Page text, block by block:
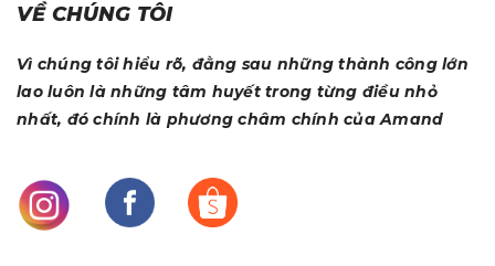
VỀ CHÚNG TÔI
Vì chúng tôi hiểu rõ, đằng sau những thành công lớn
lao luôn là những tâm huyết trong từng điều nhỏ
nhất, đó chính là phương châm chính của Amand